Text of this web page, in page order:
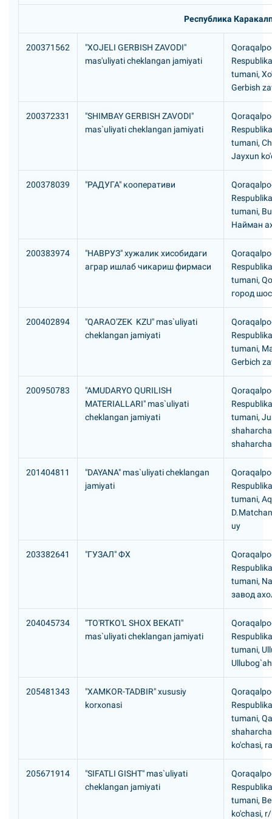
Республика
200371562
"XOJELI GERBISH ZAVODI"
mas'uliyati cheklangan jamiyati
tumani,
Gerbish
200372331
"SHIMBAY GERBISH ZAVODI"
mas`uliyati cheklangan jamiyati
tumani,
Jayxun
200378039 "РАДУГА" кооперативи
tumani,
Hайман
200383974
"HАВРУЗ" хужалик хисобидаги
аграр ишлаб чикариш фирмаси
tumani,
город
200402894
"QARAO'ZEK KZU" mas`uliyati
cheklangan jamiyati
tumani,
Gerbich
200950783
"AMUDARYO QURILISH
MATERIALLARI" mas`uliyati
cheklangan jamiyati
tumani,
201404811
"DAYANA" mas`uliyati cheklangan
jamiyati
tumani,
uy
203382641 "ГУЗАЛ" ФХ
tumani,
завод
204045734
"TO'RTKO'L SHOX BEKATI"
mas`uliyati cheklangan jamiyati
tumani,
205481343
"XAMKOR-TADBIR" xususiy
korxonasi
tumani,
ko'chasi,
205671914
"SIFATLI GISHT" mas`uliyati
cheklangan jamiyati
tumani,
ko'chasi,